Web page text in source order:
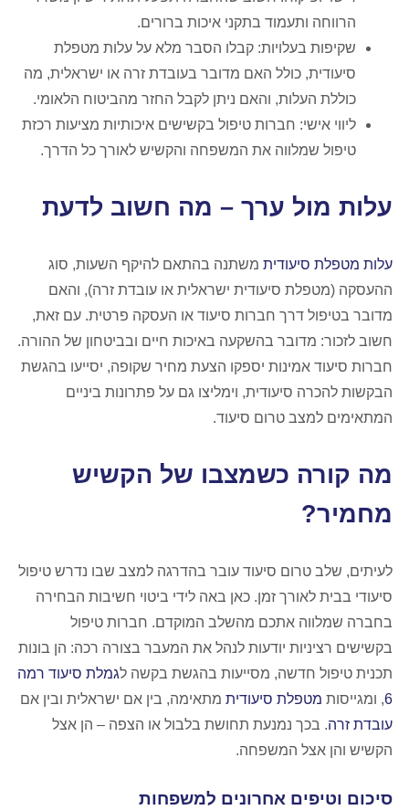
הרווחה ותעמוד בתקני איכות ברורים.
שקיפות בעלויות: קבלו הסבר מלא על עלות מטפלת
סיעודית, כולל האם מדובר בעובדת זרה או ישראלית, מה
כוללת העלות, והאם ניתן לקבל החזר מהביטוח הלאומי.
ליווי אישי: חברות טיפול בקשישים איכותיות מציעות רכזת
טיפול שמלווה את המשפחה והקשיש לאורך כל הדרך.
עלות מול ערך – מה חשוב לדעת
עלות מטפלת סיעודית משתנה בהתאם להיקף השעות, סוג
ההעסקה (מטפלת סיעודית ישראלית או עובדת זרה), והאם
מדובר בטיפול דרך חברות סיעוד או העסקה פרטית. עם זאת,
חשוב לזכור: מדובר בהשקעה באיכות חיים ובביטחון של ההורה.
חברות סיעוד אמינות יספקו הצעת מחיר שקופה, יסייעו בהגשת
הבקשות להכרה סיעודית, וימליצו גם על פתרונות ביניים
המתאימים למצב טרום סיעוד.
מה קורה כשמצבו של הקשיש
מחמיר?
לעיתים, שלב טרום סיעוד עובר בהדרגה למצב שבו נדרש טיפול
סיעודי בבית לאורך זמן. כאן באה לידי ביטוי חשיבות הבחירה
בחברה שמלווה אתכם מהשלב המוקדם. חברות טיפול
בקשישים רציניות יודעות לנהל את המעבר בצורה רכה: הן בונות
תכנית טיפול חדשה, מסייעות בהגשת בקשה לגמלת סיעוד רמה
6, ומגייסות מטפלת סיעודית מתאימה, בין אם ישראלית ובין אם
עובדת זרה. בכך נמנעת תחושת בלבול או הצפה – הן אצל
הקשיש והן אצל המשפחה.
סיכום וטיפים אחרונים למשפחות